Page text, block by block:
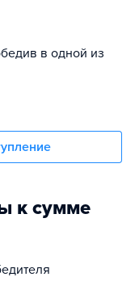
в одной из
к сумме